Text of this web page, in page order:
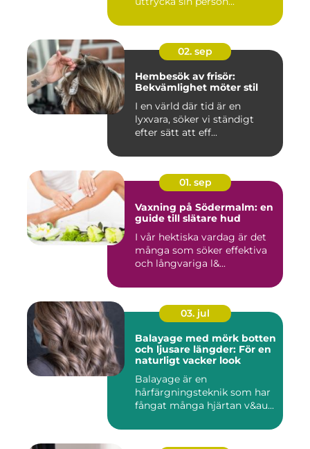
02. sep
Hembesök av frisör:
Bekvämlighet möter stil
I en värld där tid är en
lyxvara, söker vi ständigt
efter sätt att eff...
01. sep
Vaxning på Södermalm: en
guide till slätare hud
I vår hektiska vardag är det
många som söker effektiva
och långvariga l&...
03. jul
Balayage med mörk botten
och ljusare längder: För en
naturligt vacker look
Balayage är en
hårfärgningsteknik som har
fångat många hjärtan v&au...